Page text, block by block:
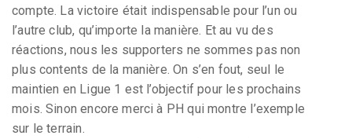
compte. La victoire était indispensable pour l’un ou
l’autre club, qu’importe la manière. Et au vu des
réactions, nous les supporters ne sommes pas non
plus contents de la manière. On s’en fout, seul le
maintien en Ligue 1 est l’objectif pour les prochains
mois. Sinon encore merci à PH qui montre l’exemple
sur le terrain.